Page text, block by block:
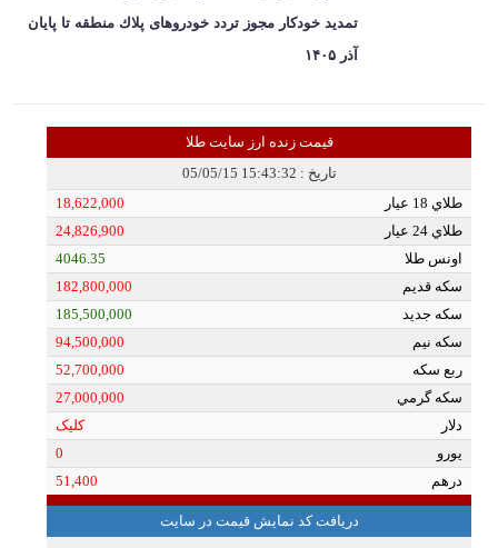
تمدید خودكار مجوز تردد خودروهای پلاك منطقه تا پایان
آذر ۱۴۰۵